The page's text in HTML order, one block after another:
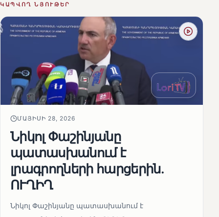
ԿԱՊՎՈՂ ՆՅՈՒԹԵՐ
ՄԱՅԻՍԻ 28, 2026
Նիկոլ Փաշինյանը
պատասխանում է
լրագրողների հարցերին․
ՈՒՂԻՂ
Նիկոլ Փաշինյանը պատասխանում է